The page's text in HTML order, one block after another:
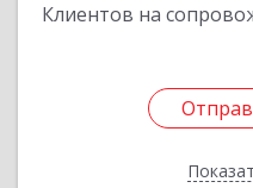
Клиентов на